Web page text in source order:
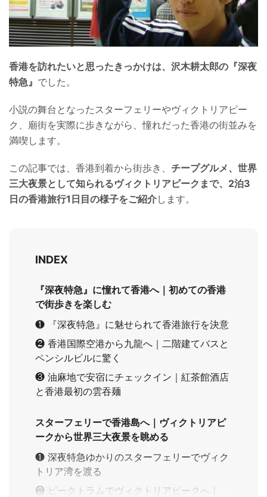
香港を訪れたいと思ったきっかけは、沢木耕太郎の『深夜
特急』 でした。
小説の舞台となったスターフェリーやヴィクトリアピー
ク、廟街を実際に歩きながら、憧れだった香港の街並みを
満喫します。
この記事では、香港到着から街歩き、 チープグルメ、世界
三大夜景として知られるヴィクトリアピークまで、2泊3
日の香港旅行1日目の様子をご紹介します。
INDEX
『深夜特急』に憧れて香港へ｜初めての香港
で街歩きを楽しむ
❶ 『深夜特急』に魅せられて香港旅行を決意
❷ 香港国際空港から九龍へ｜二階建てバスと
ペンシルビルに驚く
❸ 油麻地で安宿にチェックイン｜紅茶館酒店
と香港最初の雲吞麺
スターフェリーで香港島へ｜ヴィクトリアピ
ークから世界三大夜景を眺める
❶ 深夜特急ゆかりのスターフェリーでヴィク
トリア湾を渡る
❷ ピークトラムでヴィクトリアピークへ｜